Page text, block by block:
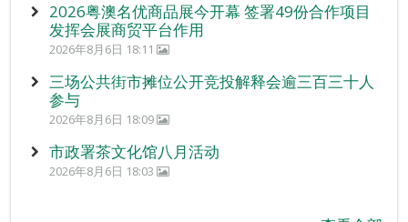
2026粤澳名优商品展今开幕 签署49份合作项目
发挥会展商贸平台作用
2026年8月6日 18:11
三场公共街市摊位公开竞投解释会逾三百三十人
参与
2026年8月6日 18:09
市政署茶文化馆八月活动
2026年8月6日 18:03